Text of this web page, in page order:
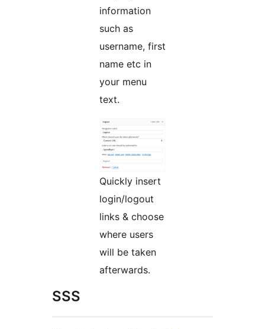
information
such as
username, first
name etc in
your menu
text.
Quickly insert
login/logout
links & choose
where users
will be taken
afterwards.
SSS